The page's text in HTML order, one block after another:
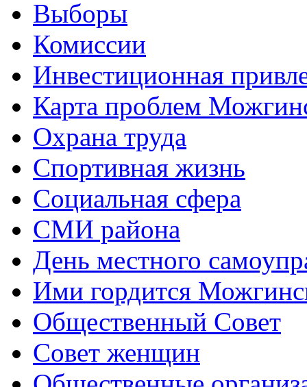
Выборы
Комиссии
Инвестиционная
Карта проблем
Охрана труда
Спортивная жизнь
Социальная сфера
СМИ района
День местного
Ими гордится
Общественный Совет
Совет женщин